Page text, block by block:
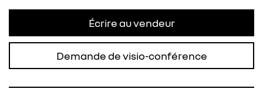
Écrire au vendeur
Demande de visio-conférence